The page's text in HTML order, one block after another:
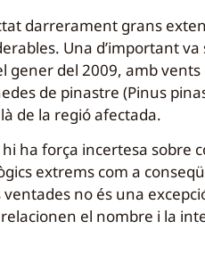
darrerament grans
Una d’important va
gener del 2009, amb
de pinastre (Pinus
de la regió afectada.
ha força incertesa sobre
extrems com a
no és una
el nombre i la